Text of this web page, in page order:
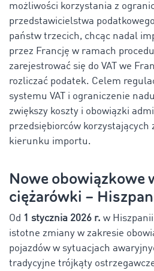
możliwości korzystania z
przedstawicielstwa
państw trzecich, chcąc nadal
przez Francję w ramach
zarejestrować się do VAT we
rozliczać podatek. Celem
systemu VAT i ograniczenie
zwiększy koszty i obowiązki
przedsiębiorców korzystających
kierunku importu.
Nowe obowiązkowe
ciężarówki –
Od 1 stycznia 2026 r. w
istotne zmiany w zakresie
pojazdów w sytuacjach
tradycyjne trójkąty